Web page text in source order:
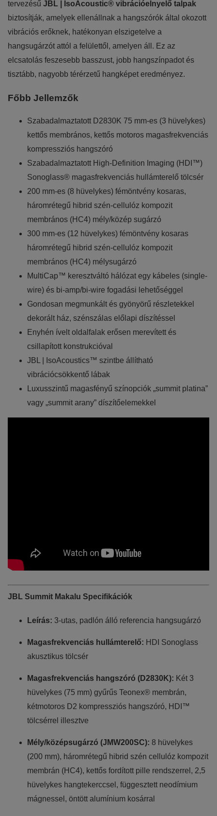
tervezésű JBL | IsoAcoustic® vibrációelnyelő talpak
biztosítják, amelyek ellenállnak a hangszórók által okozott
vibrációs erőknek, hatékonyan elszigetelve a
hangsugárzót attól a felülettől, amelyen áll. Ez az
elcsatolás feszesebb basszust, jobb hangszínpadot és
tisztább, nagyobb térérzetű hangképet eredményez.
Főbb Jellemzők
Szabadalmaztatott D2830K 75 mm-es (3 hüvelykes)
kettős membrános, kettős motoros magasfrekvenciás
kompressziós hangszóró
Szabadalmaztatott High-Definition Imaging (HDI™)
Sonoglass® magasfrekvenciás hullámterelő tölcsér
200 mm-es (8 hüvelykes) fémöntvény kosaras,
háromrétegű hibrid szén-cellulóz kompozit
membrános (HC4) mély/közép sugárzó
300 mm-es (12 hüvelykes) fémöntvény kosaras
háromrétegű hibrid szén-cellulóz kompozit
membrános (HC4) mélysugárzó
MultiCap™ keresztváltó hálózat egy kábeles (single-
wire) és bi-amp/bi-wire fogadási lehetőséggel
Gondosan megmunkált és gyönyörű részletekkel
dekorált ház, szénszálas előlapi díszítéssel
Enyhén ívelt oldalfalak erősen merevített és
csillapított konstrukcióval
JBL | IsoAcoustics™ szintbe állítható
vibrációcsökkentő lábak
Luxusszintű magasfényű színopciók „summit platina”
vagy „summit arany” díszítőelemekkel
JBL Summit Makalu Specifikációk
Leírás: 3-utas, padlón álló referencia hangsugárzó
Magasfrekvenciás hullámterelő: HDI Sonoglass
akusztikus tölcsér
Magasfrekvenciás hangszóró (D2830K): Két 3
hüvelykes (75 mm) gyűrűs Teonex® membrán,
kétmotoros D2 kompressziós hangszóró, HDI™
tölcsérrel illesztve
Mély/középsugárzó (JMW200SC): 8 hüvelykes
(200 mm), háromrétegű hibrid szén cellulóz kompozit
membrán (HC4), kettős fordított pille rendszerrel, 2,5
hüvelykes hangtekerccsel, függesztett neodímium
mágnessel, öntött alumínium kosárral